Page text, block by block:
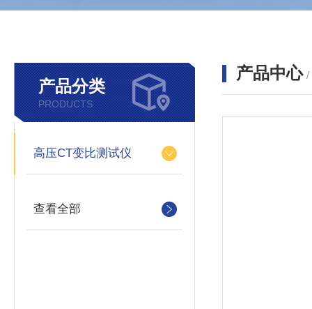
产品分类
PRODUCTS
高压CT变比测试仪
查看全部
产品中心 /